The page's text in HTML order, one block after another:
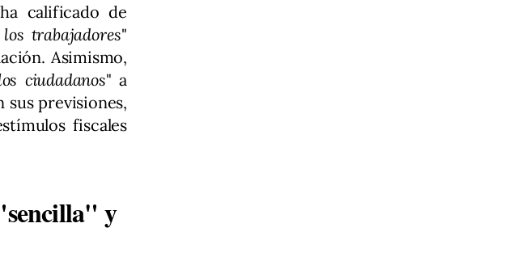
calificado de
trabajadores"
Asimismo,
ciudadanos" a
sus previsiones,
fiscales
y